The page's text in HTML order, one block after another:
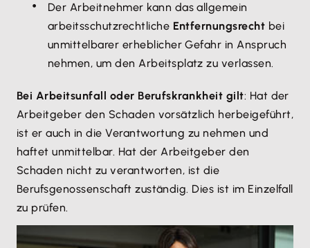
Der Arbeitnehmer kann das allgemein
arbeitsschutzrechtliche Entfernungsrecht bei
unmittelbarer erheblicher Gefahr in Anspruch
nehmen, um den Arbeitsplatz zu verlassen.
Bei Arbeitsunfall oder Berufskrankheit gilt: Hat der
Arbeitgeber den Schaden vorsätzlich herbeigeführt,
ist er auch in die Verantwortung zu nehmen und
haftet unmittelbar. Hat der Arbeitgeber den
Schaden nicht zu verantworten, ist die
Berufsgenossenschaft zuständig. Dies ist im Einzelfall
zu prüfen.